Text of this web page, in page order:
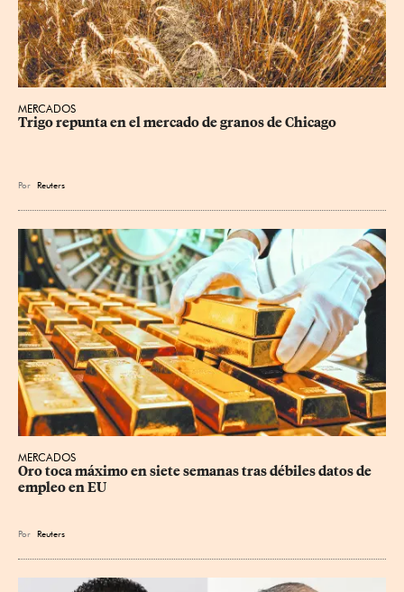
MERCADOS
Trigo repunta en el mercado de granos de Chicago
Por Reuters
MERCADOS
Oro toca máximo en siete semanas tras débiles datos de
empleo en EU
Por Reuters